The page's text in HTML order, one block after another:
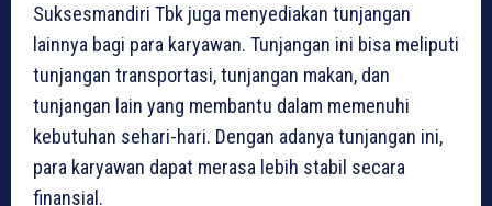
Suksesmandiri Tbk juga menyediakan tunjangan
lainnya bagi para karyawan. Tunjangan ini bisa meliputi
tunjangan transportasi, tunjangan makan, dan
tunjangan lain yang membantu dalam memenuhi
kebutuhan sehari-hari. Dengan adanya tunjangan ini,
para karyawan dapat merasa lebih stabil secara
finansial.